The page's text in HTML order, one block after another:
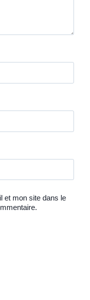
et mon site dans le